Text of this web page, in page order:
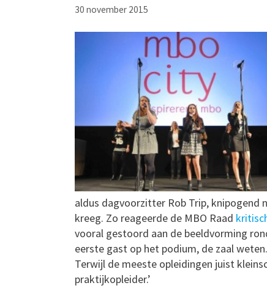
30 november 2015
aldus dagvoorzitter Rob Trip, knipogend
kreeg. Zo reageerde de MBO Raad
vooral gestoord aan de beeldvorming
eerste gast op het podium, de zaal
Terwijl de meeste opleidingen juist
praktijkopleider.’